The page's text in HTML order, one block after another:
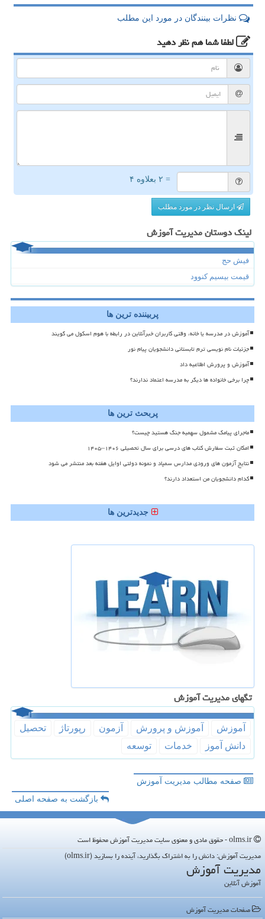
نظرات بینندگان در مورد این مطلب
لطفا شما همنظر دهید
= ۲ بعلاوه ۴
ارسال نظر در مورد مطلب
لینک دوستان مدیریت آموزش
فیش حج
قیمت بیسیم کنوود
پربیننده ترین ها
آموزش در مدرسه یا خانه، وقتی کاربران خبرآنلاین در رابطه با هوم اسکول می گویند
جزئیات نام نویسی ترم تابستانی دانشجویان پیام نور
آموزش و پرورش اطلاعیه داد
چرا برخی خانواده ها دیگر به مدرسه اعتماد ندارند؟
پربحث ترین ها
ماجرای پیامک مشمول سهمیه جنگ هستید چیست؟
امکان ثبت سفارش کتاب های درسی برای سال تحصیلی ۱۴۰۶–۱۴۰۵
نتایج آزمون های ورودی مدارس سمپاد و نمونه دولتی اوایل هفته بعد منتشر می شود
کدام دانشجویان من استعداد دارند؟
جدیدترین ها
تگهای مدیریت آموزش
آموزش آموزش و پرورش آزمون رپورتاژ
تحصیل
دانش آموز
خدمات توسعه
صفحه مطالب مدیریت آموزش
بازگشت به صفحه اصلی
مدیریت آموزش: دانش را به اشتراک بگذارید، آینده را بسازید (olms.ir)
مدیریت آموزش
آموزش آنلاین
صفحات مدیریت آموزش